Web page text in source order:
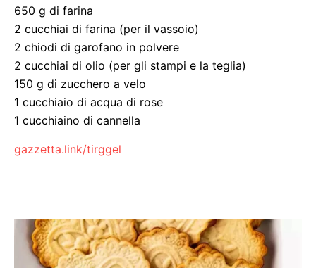
650 g di farina
2 cucchiai di farina (per il vassoio)
2 chiodi di garofano in polvere
2 cucchiai di olio (per gli stampi e la teglia)
150 g di zucchero a velo
1 cucchiaio di acqua di rose
1 cucchiaino di cannella
gazzetta.link/tirggel